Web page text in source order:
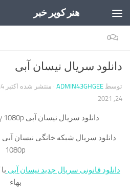
هنر کویر خبر
0
دانلود سریال نیسان آبی
توسط ADMIN43GHGEE · منتشر شده اکتبر 24, 2021
24, 2021
دانلود سریال نیسان آبی BluRay 1080p با لینک مستقیم
1080p
دانلود قانونی سریال جدید نیسان آبی
بهاء